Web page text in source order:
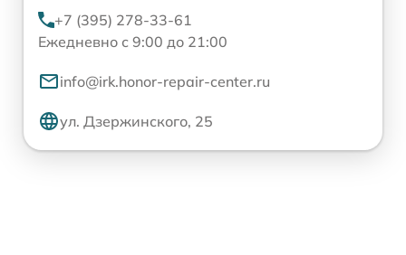
+7 (395) 278-33-61
Ежедневно с 9:00 до 21:00
info@irk.honor-repair-center.ru
ул. Дзержинского, 25